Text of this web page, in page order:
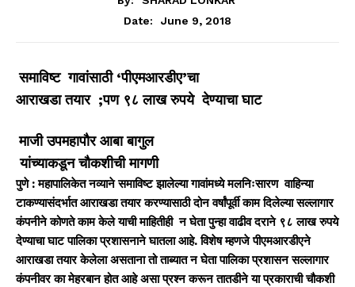
Date:
June 9, 2018
समाविष्ट गावांसाठी ‘पीएमआरडीए’चा
आराखडा तयार ;पण९८ लाख रुपये देण्याचा घाट
माजी उपमहापौर आबा बागुल
यांच्याकडून चौकशीची मागणी
पुणे : महापालिकेत नव्याने समाविष्ट झालेल्या गावांमध्ये मलनिःसारण वाहिन्या
टाकण्यासंदर्भात आराखडा तयार करण्यासाठी दोन वर्षांपूर्वी काम दिलेल्या सल्लागार
कंपनीने कोणते काम केले याची माहितीही न घेता पुन्हा वाढीव दराने ९८ लाख रुपये
देण्याचा घाट पालिका प्रशासनाने घातला आहे. विशेष म्हणजे पीएमआरडीएने
आराखडा तयार केलेला असताना तो ताब्यात न घेता पालिका प्रशासन सल्लागार
कंपनीवर का मेहरबान होत आहे असा प्रश्न करून तातडीने या प्रकाराची चौकशी